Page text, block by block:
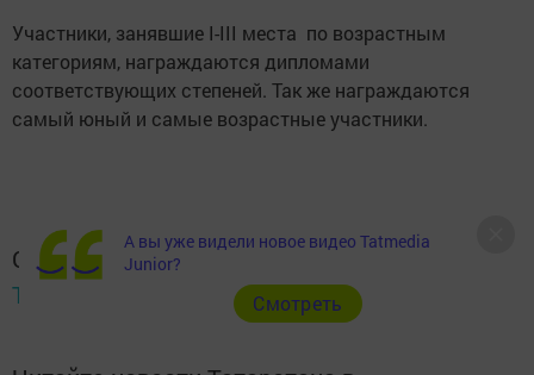
Участники, занявшие I-III места по возрастным
категориям, награждаются дипломами
соответствующих степеней. Так же награждаются
самый юный и самые возрастные участники.
Следите за самым важным и интересным в
Telegram-канале
Татмедиа
А вы уже видели новое видео Tatmedia
Junior?
Cмотреть